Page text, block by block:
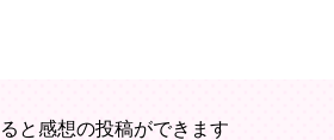
と感想の投稿ができます